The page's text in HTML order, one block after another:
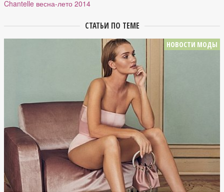
Chantelle весна-лето 2014
СТАТЬИ ПО ТЕМЕ
НОВОСТИ МОДЫ